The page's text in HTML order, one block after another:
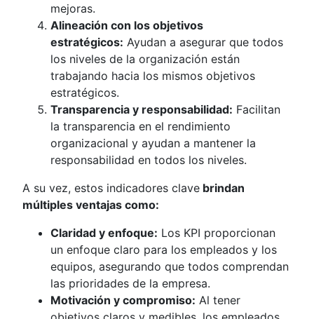
mejoras.
Alineación con los objetivos
estratégicos: Ayudan a asegurar que todos
los niveles de la organización están
trabajando hacia los mismos objetivos
estratégicos.
Transparencia y responsabilidad: Facilitan
la transparencia en el rendimiento
organizacional y ayudan a mantener la
responsabilidad en todos los niveles.
A su vez, estos indicadores clave brindan
múltiples ventajas como:
Claridad y enfoque: Los KPI proporcionan
un enfoque claro para los empleados y los
equipos, asegurando que todos comprendan
las prioridades de la empresa.
Motivación y compromiso: Al tener